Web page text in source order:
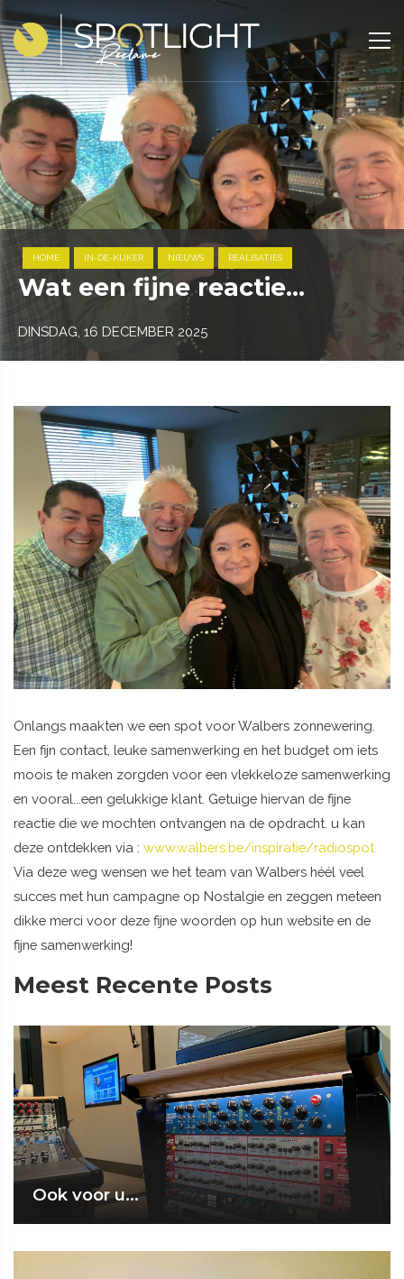
HOME IN-DE-KIJKER NIEUWS REALISATIES
Wat een fijne reactie...
DINSDAG, 16 DECEMBER 2025
Onlangs maakten we een spot voor Walbers zonnewering.
Een fijn contact, leuke samenwerking en het budget om iets
moois te maken zorgden voor een vlekkeloze samenwerking
en vooral...een gelukkige klant. Getuige hiervan de fijne
reactie die we mochten ontvangen na de opdracht. u kan
deze ontdekken via : www.walbers.be/inspiratie/radiospot
Via deze weg wensen we het team van Walbers héél veel
succes met hun campagne op Nostalgie en zeggen meteen
dikke merci voor deze fijne woorden op hun website en de
fijne samenwerking!
Meest Recente Posts
Ook voor u...